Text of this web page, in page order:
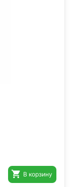
 В корзину